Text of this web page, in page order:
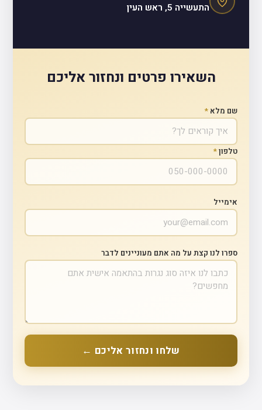
התעשייה 5, ראש העין
השאירו פרטים ונחזור אליכם
שם מלא*
טלפון*
אימייל
ספרו לנו קצת על מה אתם מעוניינים לדבר
שלחו ונחזור אליכם ←